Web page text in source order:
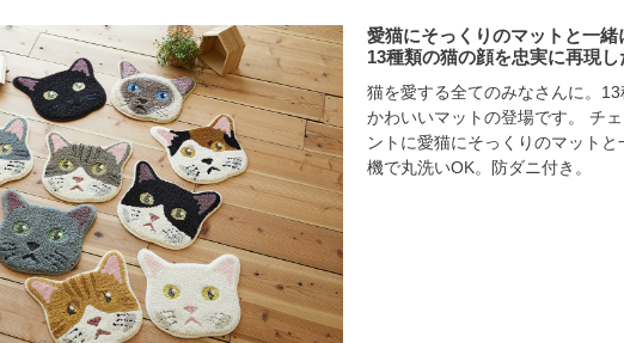
愛猫にそっくりのマットと一緒
13種類の猫の顔を忠実に再現し
猫を愛する全てのみなさんに。
かわいいマットの登場です。 チ
ントに愛猫にそっくりのマット
機で丸洗いOK。防ダニ付き。